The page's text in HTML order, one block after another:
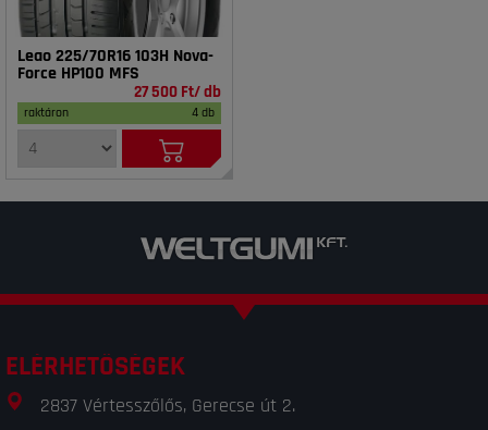
Leao 225/70R16 103H Nova-
Force HP100 MFS
27 500 Ft/ db
raktáron 4 db
ELÉRHETŐSÉGEK
2837 Vértesszőlős, Gerecse út 2.